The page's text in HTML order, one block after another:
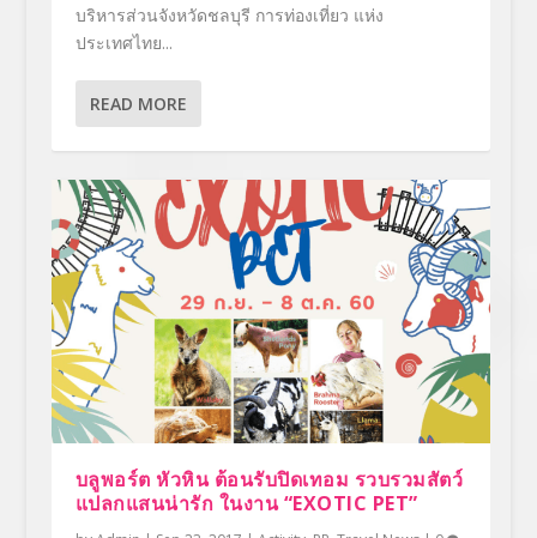
บริหารส่วนจังหวัดชลบุรี การท่องเที่ยว แห่ง
ประเทศไทย...
READ MORE
บลูพอร์ต หัวหิน ต้อนรับปิดเทอม รวบรวมสัตว์
แปลกแสนน่ารัก ในงาน “EXOTIC PET”